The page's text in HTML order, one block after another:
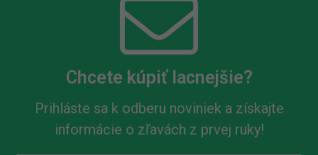
Chcete kúpiť lacnejšie?
Prihláste sa k odberu noviniek a získajte
informácie o zľavách z prvej ruky!